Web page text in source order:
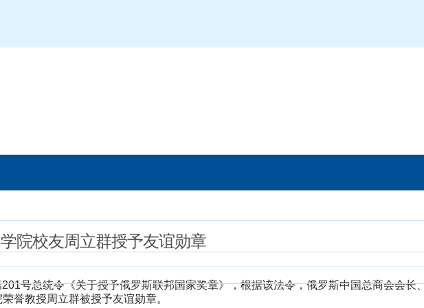
院校友周立群授予友谊勋章
号总统令《关于授予俄罗斯联邦国家奖章》，根据该法令，俄罗斯中国总商会会长
誉教授周立群被授予友谊勋章。